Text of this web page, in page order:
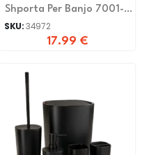
Shporta Per Banjo 7001-
Black
SKU:34972
17.99 €